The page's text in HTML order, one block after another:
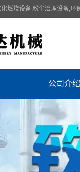
燃烧设备,粉尘治理设备,环
公司介绍